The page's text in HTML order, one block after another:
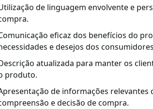
de linguagem envolvente e
eficaz dos benefícios do
e desejos dos
atualizada para manter os
produto.
de informações
e decisão de compra.